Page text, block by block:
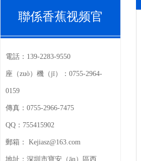
聯係香蕉视频官
電話： 139-2283-9550
座（zuò）機（jī）： 0755-2964-
0159
傳真： 0755-2966-7475
QQ： 755415902
郵箱： Kejiasz@163.com
地址： 深圳市寶安（ān）區西